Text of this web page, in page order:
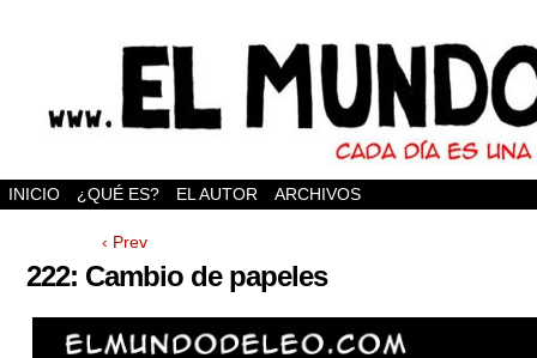
INICIO ¿QUÉ ES? EL AUTOR ARCHIVOS
‹ Prev
222: Cambio de papeles